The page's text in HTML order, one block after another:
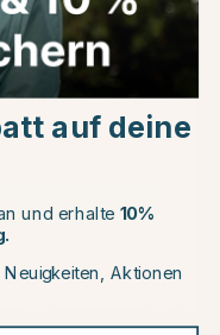
CELL
MIPS Alice Wide
Schwarz
auf deine
und erhalte 10%
Aktionen